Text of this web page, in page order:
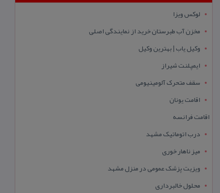
لوکس ویزا
مخزن آب طبرستان خرید از نمایندگی اصلی
وکیل یاب | بهترین وکیل
ایمپلنت شیراز
سقف متحرک آلومینیومی
اقامت یونان
اقامت فرانسه
درب اتوماتیک مشهد
میز ناهار خوری
ویزیت پزشک عمومی در منزل مشهد
محلول خالبرداری